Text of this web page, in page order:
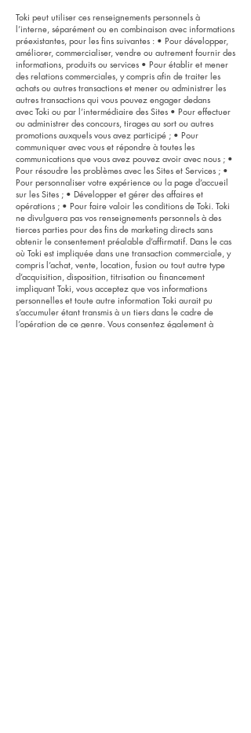
Toki peut utiliser ces renseignements personnels à
l’interne, séparément ou en combinaison avec informations
préexistantes, pour les fins suivantes : • Pour développer,
améliorer, commercialiser, vendre ou autrement fournir des
informations, produits ou services • Pour établir et mener
des relations commerciales, y compris afin de traiter les
achats ou autres transactions et mener ou administrer les
autres transactions qui vous pouvez engager dedans
avec Toki ou par l’intermédiaire des Sites • Pour effectuer
ou administrer des concours, tirages au sort ou autres
promotions auxquels vous avez participé ; • Pour
communiquer avec vous et répondre à toutes les
communications que vous avez pouvez avoir avec nous ; •
Pour résoudre les problèmes avec les Sites et Services ; •
Pour personnaliser votre expérience ou la page d’accueil
sur les Sites ; • Développer et gérer des affaires et
opérations ; • Pour faire valoir les conditions de Toki. Toki
ne divulguera pas vos renseignements personnels à des
tierces parties pour des fins de marketing directs sans
obtenir le consentement préalable d’affirmatif. Dans le cas
où Toki est impliquée dans une transaction commerciale, y
compris l’achat, vente, location, fusion ou tout autre type
d’acquisition, disposition, titrisation ou financement
impliquant Toki, vous acceptez que vos informations
personnelles et toute autre information Toki aurait pu
s’accumuler étant transmis à un tiers dans le cadre de
l’opération de ce genre. Vous consentez également à